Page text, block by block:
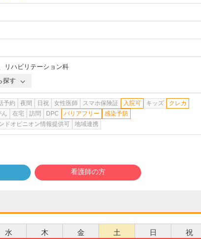
リハビリテーション科
探す
予約 夜間 日祝 女性医師 スマホ保険証 入院可 キッズ
クレカ
ん 在宅 訪問 DPC バリアフリー
感染予防
ドオピニオン情報提供可 地域連携
看護師の方
水 木 金 土 日 祝